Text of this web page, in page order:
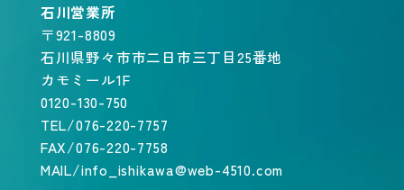
石川営業所
〒921-8809
石川県野々市市二日市三丁目25番地
カモミール1F
0120-130-750
TEL/076-220-7757
FAX/076-220-7758
MAIL/info_ishikawa@web-4510.com